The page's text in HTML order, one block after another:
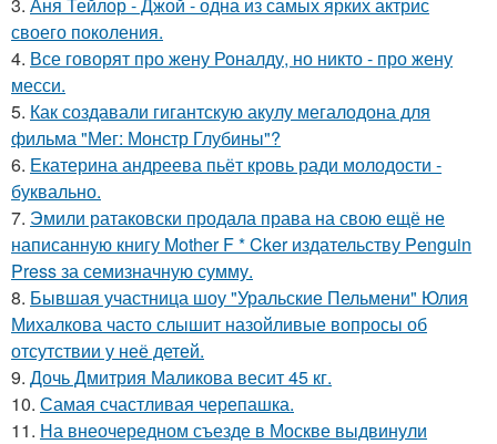
своего поколения.
4. Все говорят про жену Роналду, но никто - про жену
месси.
5. Как создавали гигантскую акулу мегалодона для
фильма "Мег: Монстр Глубины"?
6. Екатерина андреева пьёт кровь ради молодости -
буквально.
7. Эмили ратаковски продала права на свою ещё не
написанную книгу Mother F * Cker издательству Penguin
Press за семизначную сумму.
8. Бывшая участница шоу "Уральские Пельмени" Юлия
Михалкова часто слышит назойливые вопросы об
отсутствии у неё детей.
9. Дочь Дмитрия Маликова весит 45 кг.
10. Самая счастливая черепашка.
11. На внеочередном съезде в Москве выдвинули